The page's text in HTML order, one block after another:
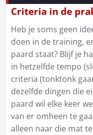
Criteria in de
Heb je soms geen
doen in de training,
paard staat? Blijf je
in hetzelfde tempo
criteria (tonktonk
dezelfde dingen die
paard wil elke keer
van er omheen te
alleen naar die mat